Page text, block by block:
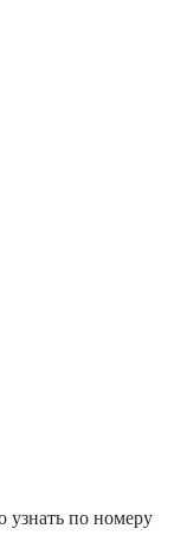
узнать по номеру